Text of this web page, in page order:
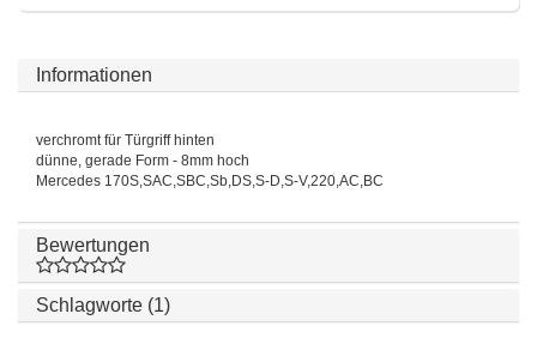
Informationen
verchromt für Türgriff hinten
dünne, gerade Form - 8mm hoch
Mercedes 170S,SAC,SBC,Sb,DS,S-D,S-V,220,AC,BC
Bewertungen
Schlagworte (1)